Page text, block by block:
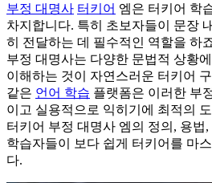
부정 대명사 터키어 엠은 터키어 학
차지합니다. 특히 초보자들이 문장
히 전달하는 데 필수적인 역할을 하
부정 대명사는 다양한 문법적 상황
이해하는 것이 자연스러운 터키어
같은 언어 학습 플랫폼은 이러한 부
이고 실용적으로 익히기에 최적의
터키어 부정 대명사 엠의 정의, 용법
학습자들이 보다 쉽게 터키어를 마
다.